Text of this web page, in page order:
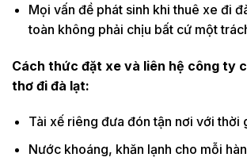
Mọi vấn đề phát sinh khi thuê xe đi
toàn không phải chịu bất cứ một
Cách thức đặt xe và liên hệ công ty
thơ đi đà lạt:
Tài xế riêng đưa đón tận nơi với thời
Nước khoáng, khăn lạnh cho mỗi